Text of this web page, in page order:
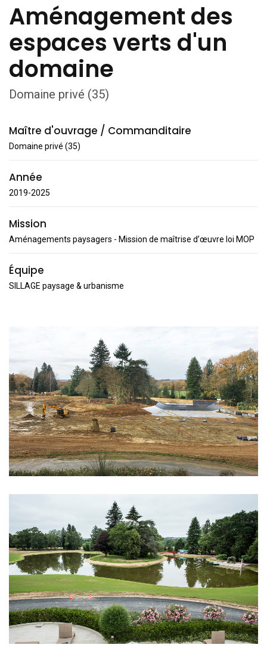
Aménagement des
espaces verts d'un
domaine
Domaine privé (35)
Maître d'ouvrage / Commanditaire
Domaine privé (35)
Année
2019-2025
Mission
Aménagements paysagers - Mission de maîtrise d’œuvre loi MOP
Équipe
SILLAGE paysage & urbanisme